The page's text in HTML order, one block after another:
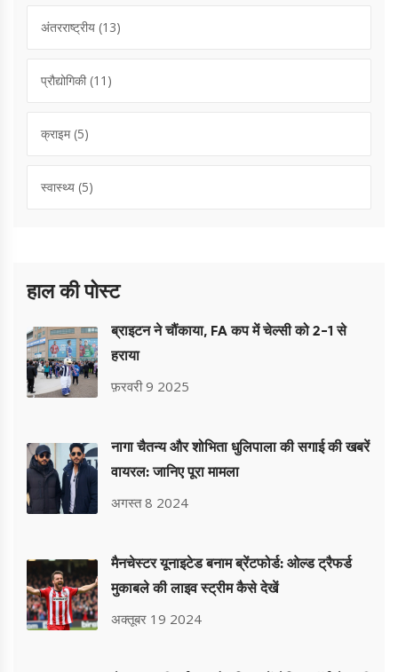
अंतरराष्ट्रीय (13)
प्रौद्योगिकी(11)
क्राइम(5)
स्वास्थ्य (5)
हाल की पोस्ट
ब्राइटन ने चौंकाया, FA कप में चेल्सी को 2-1 से
हराया
फ़रवरी 9 2025
नागा चैतन्य और शोभिता धुलिपाला की सगाई की खबरें
वायरल: जानिए पूरा मामला
अगस्त 8 2024
मैनचेस्टर यूनाइटेड बनाम ब्रेंटफोर्ड: ओल्ड ट्रैफर्ड
मुकाबले की लाइव स्ट्रीम कैसे देखें
अक्तूबर 19 2024